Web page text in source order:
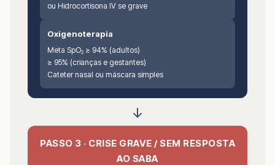
ou Hidrocortisona IV se grave
Oxigenoterapia
Meta SpO₂ ≥ 94% (adultos)
≥ 95% (crianças e gestantes)
Cateter nasal ou máscara simples
↓
PASSO 3 · CRISE GRAVE / SEM RESPOSTA
AO SABA